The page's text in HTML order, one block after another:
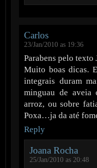
Carlos
23/Jan/2010 as 19:36
Parabens pelo texto
Muito boas dicas.
integrais duram
minguau de
arroz, ou sobre
Poxa…ja da até
Reply
Joana Rocha
25/Jan/2010 as 20:48